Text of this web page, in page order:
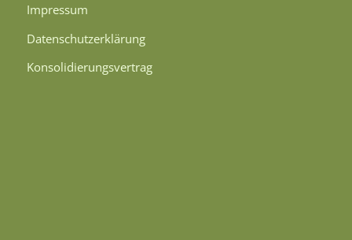
Impressum
Datenschutzerklärung
Konsolidierungsvertrag